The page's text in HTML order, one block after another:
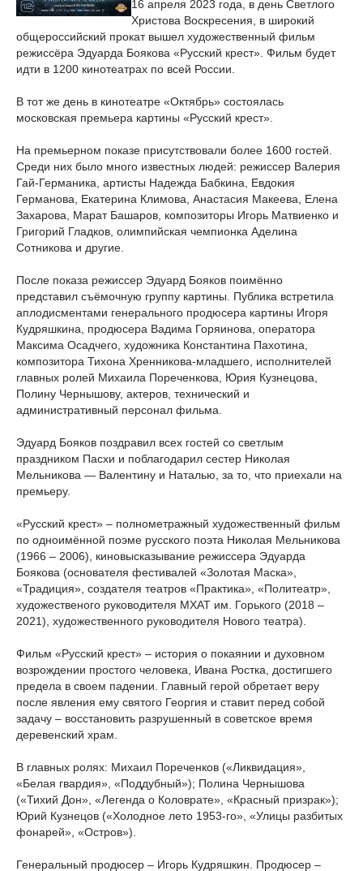
16 апреля 2023 года, в день Светлого
Христова Воскресения, в широкий
общероссийский прокат вышел художественный фильм
режиссёра Эдуарда Боякова «Русский крест». Фильм будет
идти в 1200 кинотеатрах по всей России.
В тот же день в кинотеатре «Октябрь» состоялась
московская премьера картины «Русский крест».
На премьерном показе присутствовали более 1600 гостей.
Среди них было много известных людей: режиссер Валерия
Гай-Германика, артисты Надежда Бабкина, Евдокия
Германова, Екатерина Климова, Анастасия Макеева, Елена
Захарова, Марат Башаров, композиторы Игорь Матвиенко и
Григорий Гладков, олимпийская чемпионка Аделина
Сотникова и другие.
После показа режиссер Эдуард Бояков поимённо
представил съёмочную группу картины. Публика встретила
аплодисментами генерального продюсера картины Игоря
Кудряшкина, продюсера Вадима Горяинова, оператора
Максима Осадчего, художника Константина Пахотина,
композитора Тихона Хренникова-младшего, исполнителей
главных ролей Михаила Пореченкова, Юрия Кузнецова,
Полину Чернышову, актеров, технический и
административный персонал фильма.
Эдуард Бояков поздравил всех гостей со светлым
праздником Пасхи и поблагодарил сестер Николая
Мельникова — Валентину и Наталью, за то, что приехали на
премьеру.
«Русский крест» – полнометражный художественный фильм
по одноимённой поэме русского поэта Николая Мельникова
(1966 – 2006), киновысказывание режиссера Эдуарда
Боякова (основателя фестивалей «Золотая Маска»,
«Традиция», создателя театров «Практика», «Политеатр»,
художественого руководителя МХАТ им. Горького (2018 –
2021), художественного руководителя Нового театра).
Фильм «Русский крест» – история о покаянии и духовном
возрождении простого человека, Ивана Ростка, достигшего
предела в своем падении. Главный герой обретает веру
после явления ему святого Георгия и ставит перед собой
задачу – восстановить разрушенный в советское время
деревенский храм.
В главных ролях: Михаил Пореченков («Ликвидация»,
«Белая гвардия», «Поддубный»); Полина Чернышова
(«Тихий Дон», «Легенда о Коловрате», «Красный призрак»);
Юрий Кузнецов («Холодное лето 1953-го», «Улицы разбитых
фонарей», «Остров»).
Генеральный продюсер – Игорь Кудряшкин. Продюсер –